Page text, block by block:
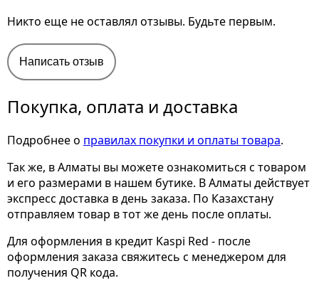
Никто еще не оставлял отзывы. Будьте первым.
Написать отзыв
Покупка, оплата и доставка
Подробнее о правилах покупки и оплаты товара.
Так же, в Алматы вы можете ознакомиться с товаром
и его размерами в нашем бутике. В Алматы действует
экспресс доставка в день заказа. По Казахстану
отправляем товар в тот же день после оплаты.
Для оформления в кредит Kaspi Red - после
оформления заказа свяжитесь с менеджером для
получения QR кода.